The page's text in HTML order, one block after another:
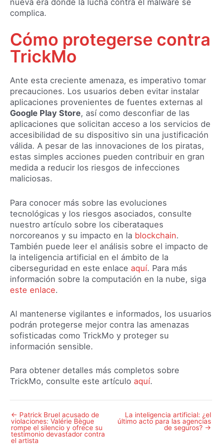
nueva era donde la lucha contra el malware se
complica.
Cómo protegerse contra
TrickMo
Ante esta creciente amenaza, es imperativo tomar
precauciones. Los usuarios deben evitar instalar
aplicaciones provenientes de fuentes externas al
Google Play Store, así como desconfiar de las
aplicaciones que solicitan acceso a los servicios de
accesibilidad de su dispositivo sin una justificación
válida. A pesar de las innovaciones de los piratas,
estas simples acciones pueden contribuir en gran
medida a reducir los riesgos de infecciones
maliciosas.
Para conocer más sobre las evoluciones
tecnológicas y los riesgos asociados, consulte
nuestro artículo sobre los ciberataques
norcoreanos y su impacto en la blockchain.
También puede leer el análisis sobre el impacto de
la inteligencia artificial en el ámbito de la
ciberseguridad en este enlace aquí. Para más
información sobre la computación en la nube, siga
este enlace.
Al mantenerse vigilantes e informados, los usuarios
podrán protegerse mejor contra las amenazas
sofisticadas como TrickMo y proteger su
información sensible.
Para obtener detalles más completos sobre
TrickMo, consulte este artículo aquí.
Navegación
de
entradas
← Patrick Bruel acusado de
violaciones: Valérie Bègue
rompe el silencio y ofrece su
testimonio devastador contra
el artista
La inteligencia artificial: ¿el
último acto para las agencias
de seguros? →